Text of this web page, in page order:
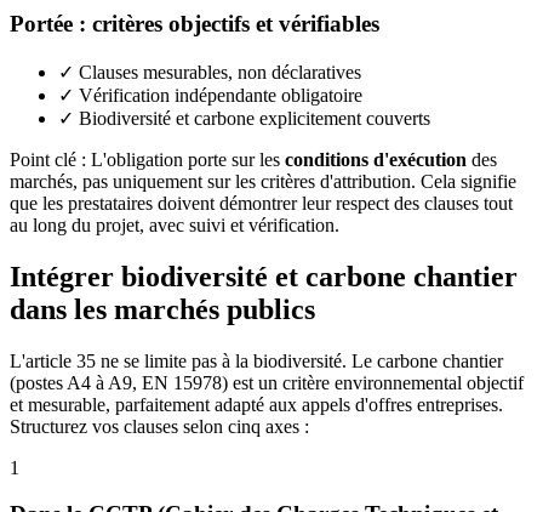
Portée : critères objectifs et vérifiables
✓ Clauses mesurables, non déclaratives
✓ Vérification indépendante obligatoire
✓ Biodiversité et carbone explicitement couverts
Point clé : L'obligation porte sur les conditions d'exécution des
marchés, pas uniquement sur les critères d'attribution. Cela signifie
que les prestataires doivent démontrer leur respect des clauses tout
au long du projet, avec suivi et vérification.
Intégrer biodiversité et carbone chantier
dans les marchés publics
L'article 35 ne se limite pas à la biodiversité. Le carbone chantier
(postes A4 à A9, EN 15978) est un critère environnemental objectif
et mesurable, parfaitement adapté aux appels d'offres entreprises.
Structurez vos clauses selon cinq axes :
1